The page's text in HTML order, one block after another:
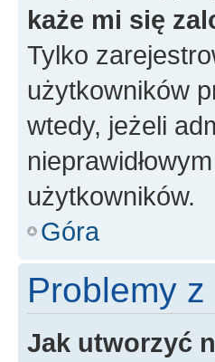
każe mi się
Tylko
użytkowników
wtedy, jeżeli
użytkowników.
Góra
Problemy
Jak utworzyć